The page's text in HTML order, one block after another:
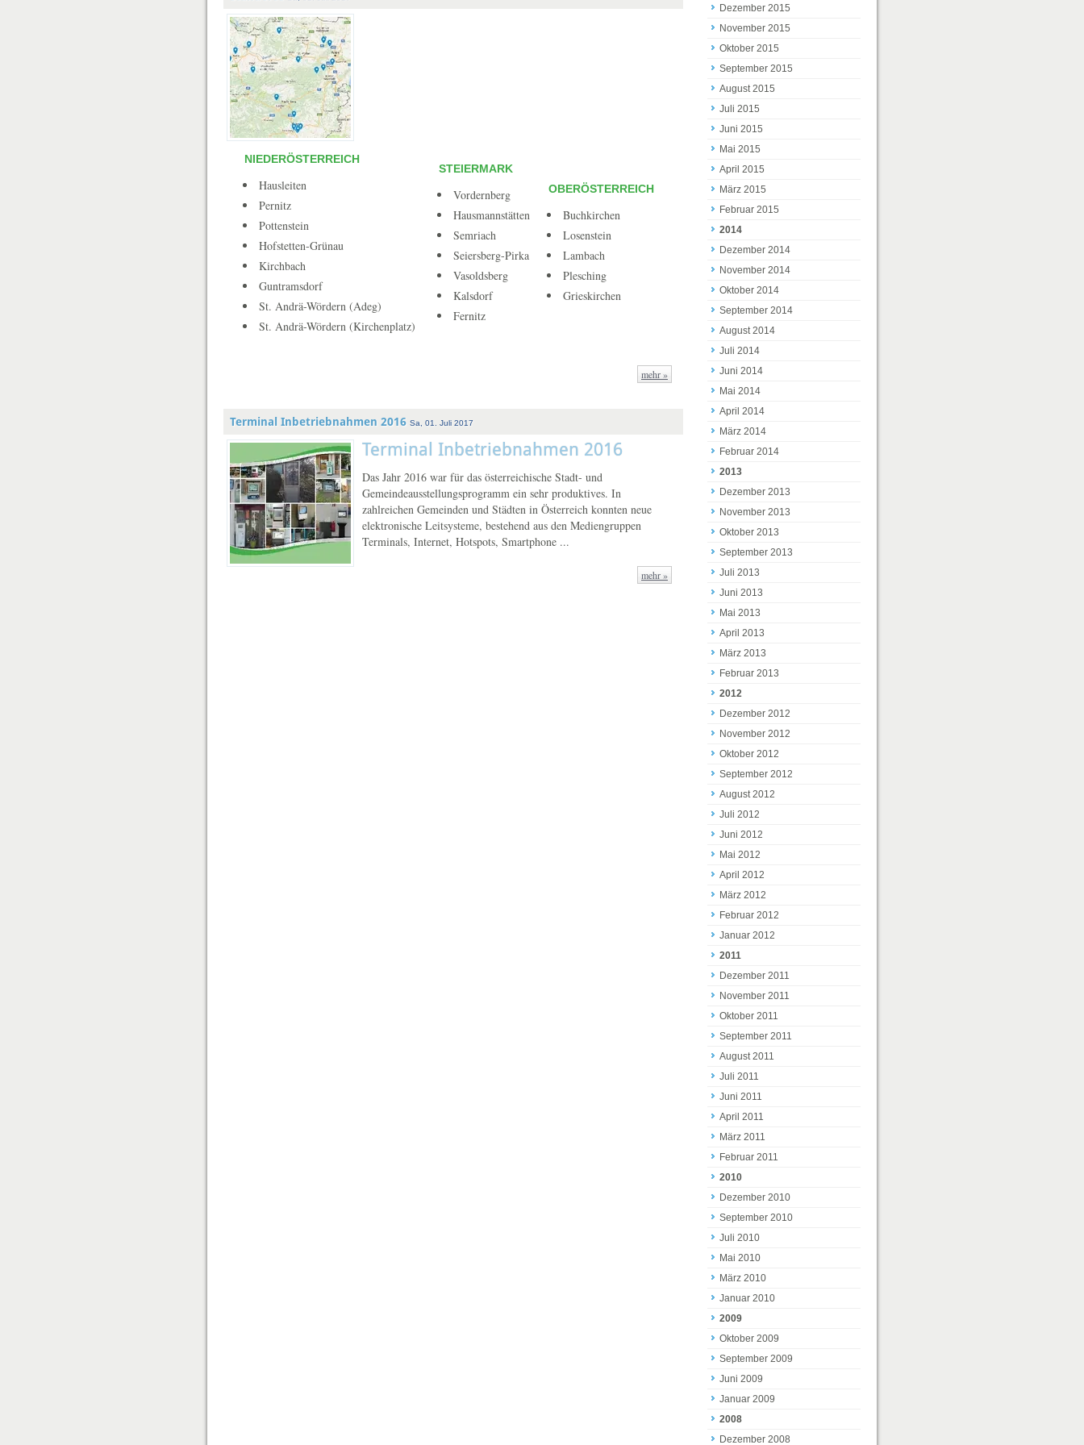
NIEDERÖSTERREICH
Hausleiten
Pernitz
Pottenstein
Hofstetten-Grünau
Kirchbach
Guntramsdorf
St. Andrä-Wördern (Adeg)
St. Andrä-Wördern (Kirchenplatz)
STEIERMARK
Vordernberg
Hausmannstätten
Semriach
Seiersberg-Pirka
Vasoldsberg
Kalsdorf
Fernitz
OBERÖSTERREICH
Buchkirchen
Losenstein
Lambach
Plesching
Grieskirchen
mehr »
Terminal Inbetriebnahmen 2016 Sa, 01. Juli 2017
Terminal Inbetriebnahmen 2016
Das Jahr 2016 war für das österreichische Stadt- und
Gemeindeausstellungsprogramm ein sehr produktives. In
zahlreichen Gemeinden und Städten in Österreich konnten neue
elektronische Leitsysteme, bestehend aus den Mediengruppen
Terminals, Internet, Hotspots, Smartphone ...
mehr »
Dezember 2015
November 2015
Oktober 2015
September 2015
August 2015
Juli 2015
Juni 2015
Mai 2015
April 2015
März 2015
Februar 2015
2014
Dezember 2014
November 2014
Oktober 2014
September 2014
August 2014
Juli 2014
Juni 2014
Mai 2014
April 2014
März 2014
Februar 2014
2013
Dezember 2013
November 2013
Oktober 2013
September 2013
Juli 2013
Juni 2013
Mai 2013
April 2013
März 2013
Februar 2013
2012
Dezember 2012
November 2012
Oktober 2012
September 2012
August 2012
Juli 2012
Juni 2012
Mai 2012
April 2012
März 2012
Februar 2012
Januar 2012
2011
Dezember 2011
November 2011
Oktober 2011
September 2011
August 2011
Juli 2011
Juni 2011
April 2011
März 2011
Februar 2011
2010
Dezember 2010
September 2010
Juli 2010
Mai 2010
März 2010
Januar 2010
2009
Oktober 2009
September 2009
Juni 2009
Januar 2009
2008
Dezember 2008